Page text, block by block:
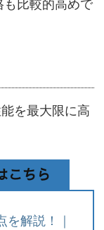
も比較的高めで
を最大限に高
こちら
を解説！｜